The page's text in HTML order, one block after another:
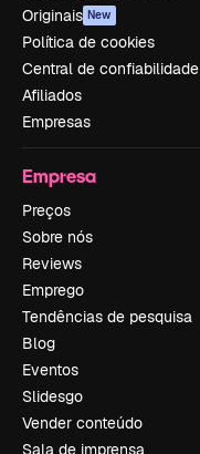
Originais New
Política de cookies
Central de confiabilidade
Afiliados
Empresas
Empresa
Preços
Sobre nós
Reviews
Emprego
Tendências de pesquisa
Blog
Eventos
Slidesgo
Vender conteúdo
Sala de imprensa